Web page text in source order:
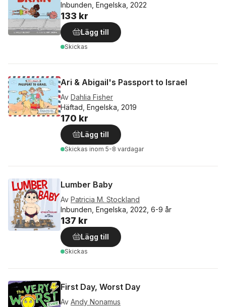
Inbunden, Engelska, 2022
133 kr
Lägg till
Skickas
Ari & Abigail's Passport to Israel
Av Dahlia Fisher
Häftad, Engelska, 2019
170 kr
Lägg till
Skickas inom 5-8 vardagar
Lumber Baby
Av Patricia M. Stockland
Inbunden, Engelska, 2022, 6-9 år
137 kr
Lägg till
Skickas
First Day, Worst Day
Av Andy Nonamus